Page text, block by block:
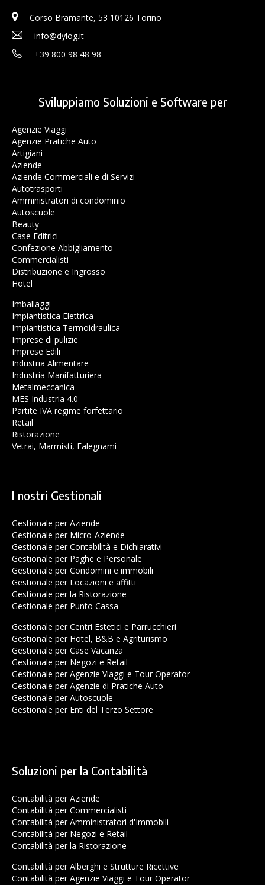
Corso Bramante, 53 10126 Torino
info@dylog.it
+39 800 98 48 98
Sviluppiamo Soluzioni e Software per
Agenzie Viaggi
Agenzie Pratiche Auto
Artigiani
Aziende
Aziende Commerciali e di Servizi
Autotrasporti
Amministratori di condominio
Autoscuole
Beauty
Case Editrici
Confezione Abbigliamento
Commercialisti
Distribuzione e Ingrosso
Hotel
Imballaggi
Impiantistica Elettrica
Impiantistica Termoidraulica
Imprese di pulizie
Imprese Edili
Industria Alimentare
Industria Manifatturiera
Metalmeccanica
MES Industria 4.0
Partite IVA regime forfettario
Retail
Ristorazione
Vetrai, Marmisti, Falegnami
I nostri Gestionali
Gestionale per Aziende
Gestionale per Micro-Aziende
Gestionale per Contabilità e Dichiarativi
Gestionale per Paghe e Personale
Gestionale per Condomini e immobili
Gestionale per Locazioni e affitti
Gestionale per la Ristorazione
Gestionale per Punto Cassa
Gestionale per Centri Estetici e Parrucchieri
Gestionale per Hotel, B&B e Agriturismo
Gestionale per Case Vacanza
Gestionale per Negozi e Retail
Gestionale per Agenzie Viaggi e Tour Operator
Gestionale per Agenzie di Pratiche Auto
Gestionale per Autoscuole
Gestionale per Enti del Terzo Settore
Soluzioni per la Contabilità
Contabilità per Aziende
Contabilità per Commercialisti
Contabilità per Amministratori d'Immobili
Contabilità per Negozi e Retail
Contabilità per la Ristorazione
Contabilità per Alberghi e Strutture Ricettive
Contabilità per Agenzie Viaggi e Tour Operator